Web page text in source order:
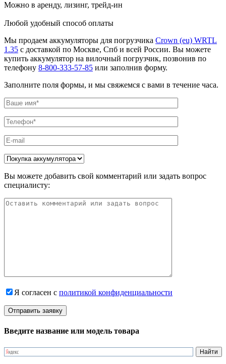
Можно в аренду, лизинг, трейд-ин
Любой удобный способ оплаты
Мы продаем аккумуляторы для погрузчика Crown (eu) WRTL
1.35 с доставкой по Москве, Спб и всей России. Вы можете
купить аккумулятор на вилочный погрузчик, позвонив по
телефону 8-800-333-57-85 или заполнив форму.
Заполните поля формы, и мы свяжемся с вами в течение часа.
Вы можете добавить свой комментарий или задать вопрос
специалисту:
Я согласен с политикой конфиденциальности
Введите название или модель товара